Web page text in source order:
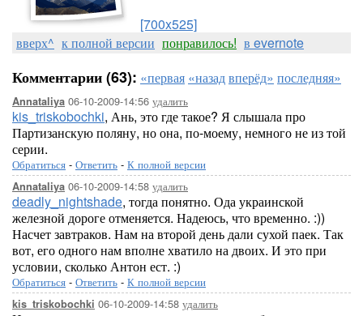
[700x525]
вверх^ к полной версии понравилось! в evernote
Комментарии (63): «первая «назадвперёд» последняя»
Annataliya 06-10-2009-14:56 удалить
kis_triskobochki, Ань, это где такое? Я слышала про
Партизанскую поляну, но она, по-моему, немного не из той
серии.
Обратиться - Ответить - К полной версии
Annataliya 06-10-2009-14:58 удалить
deadly_nightshade, тогда понятно. Ода украинской
железной дороге отменяется. Надеюсь, что временно. :))
Насчет завтраков. Нам на второй день дали сухой паек. Так
вот, его одного нам вполне хватило на двоих. И это при
условии, сколько Антон ест. :)
Обратиться - Ответить - К полной версии
kis_triskobochki 06-10-2009-14:58 удалить